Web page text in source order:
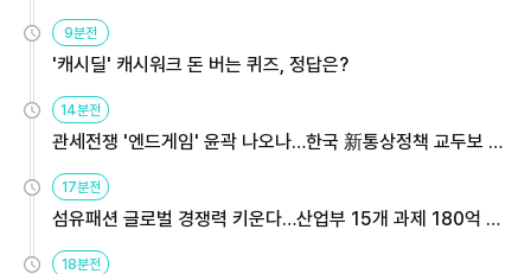
9분전
'캐시딜' 캐시워크 돈 버는 퀴즈, 정답은?
14분전
관세전쟁 '엔드게임' 윤곽 나오나…한국 新통상정책 교두보 활
용해야
17분전
섬유패션 글로벌 경쟁력 키운다…산업부 15개 과제 180억 지
원
18분전